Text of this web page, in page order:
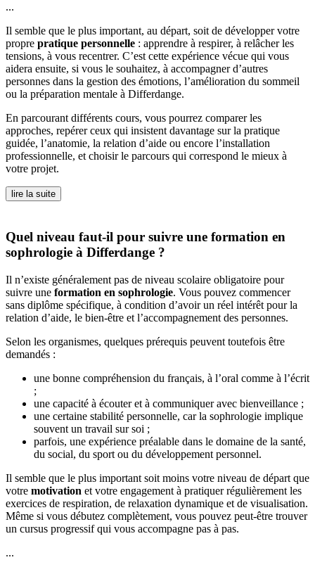
...
Il semble que le plus important, au départ, soit de développer votre
propre pratique personnelle : apprendre à respirer, à relâcher les
tensions, à vous recentrer. C’est cette expérience vécue qui vous
aidera ensuite, si vous le souhaitez, à accompagner d’autres
personnes dans la gestion des émotions, l’amélioration du sommeil
ou la préparation mentale à Differdange.
En parcourant différents cours, vous pourrez comparer les
approches, repérer ceux qui insistent davantage sur la pratique
guidée, l’anatomie, la relation d’aide ou encore l’installation
professionnelle, et choisir le parcours qui correspond le mieux à
votre projet.
lire la suite
Quel niveau faut-il pour suivre une formation en
sophrologie à Differdange ?
Il n’existe généralement pas de niveau scolaire obligatoire pour
suivre une formation en sophrologie. Vous pouvez commencer
sans diplôme spécifique, à condition d’avoir un réel intérêt pour la
relation d’aide, le bien-être et l’accompagnement des personnes.
Selon les organismes, quelques prérequis peuvent toutefois être
demandés :
une bonne compréhension du français, à l’oral comme à l’écrit
;
une capacité à écouter et à communiquer avec bienveillance ;
une certaine stabilité personnelle, car la sophrologie implique
souvent un travail sur soi ;
parfois, une expérience préalable dans le domaine de la santé,
du social, du sport ou du développement personnel.
Il semble que le plus important soit moins votre niveau de départ que
votre motivation et votre engagement à pratiquer régulièrement les
exercices de respiration, de relaxation dynamique et de visualisation.
Même si vous débutez complètement, vous pouvez peut-être trouver
un cursus progressif qui vous accompagne pas à pas.
...